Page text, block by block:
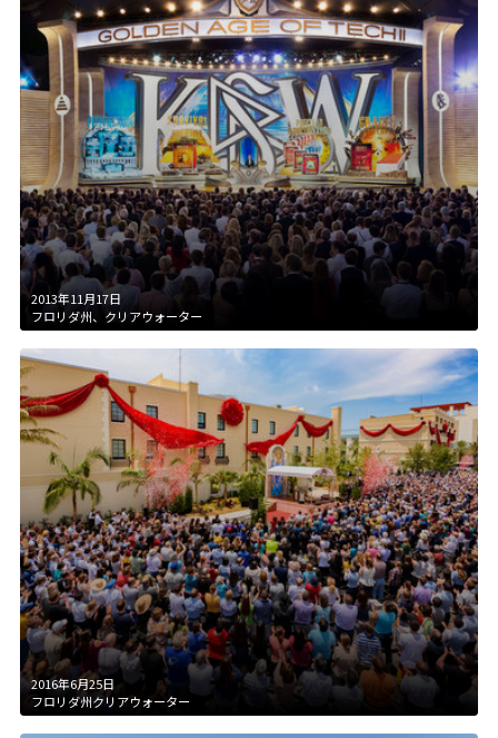
2013年11月17日
フロリダ州、クリアウォーター
2016年6月25日
フロリダ州クリアウォーター